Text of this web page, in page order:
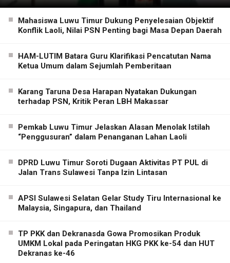
Mahasiswa Luwu Timur Dukung Penyelesaian Objektif
Konflik Laoli, Nilai PSN Penting bagi Masa Depan Daerah
HAM-LUTIM Batara Guru Klarifikasi Pencatutan Nama
Ketua Umum dalam Sejumlah Pemberitaan
Karang Taruna Desa Harapan Nyatakan Dukungan
terhadap PSN, Kritik Peran LBH Makassar
Pemkab Luwu Timur Jelaskan Alasan Menolak Istilah
“Penggusuran” dalam Penanganan Lahan Laoli
DPRD Luwu Timur Soroti Dugaan Aktivitas PT PUL di
Jalan Trans Sulawesi Tanpa Izin Lintasan
APSI Sulawesi Selatan Gelar Study Tiru Internasional ke
Malaysia, Singapura, dan Thailand
TP PKK dan Dekranasda Gowa Promosikan Produk
UMKM Lokal pada Peringatan HKG PKK ke-54 dan HUT
Dekranas ke-46